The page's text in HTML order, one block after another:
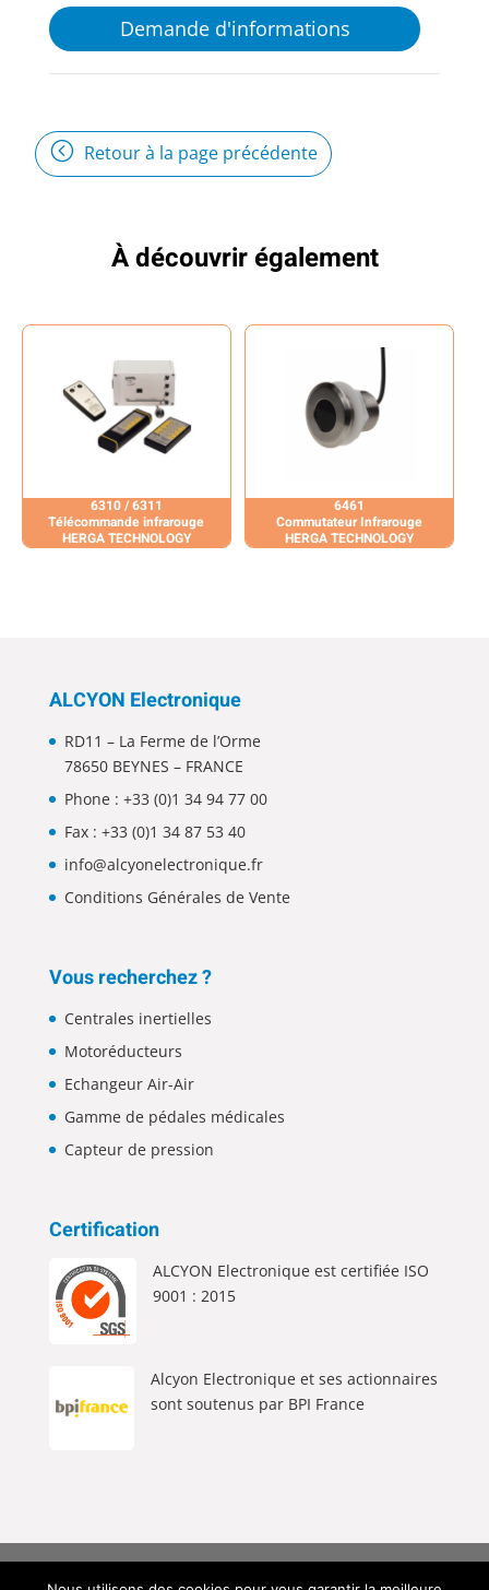
Demande d'informations
Retour à la page précédente
À découvrir également
6310 / 6311
Télécommande infrarouge
HERGA TECHNOLOGY
6461
Commutateur Infrarouge
HERGA TECHNOLOGY
ALCYON Electronique
RD11 – La Ferme de l’Orme
78650 BEYNES – FRANCE
Phone : +33 (0)1 34 94 77 00
Fax : +33 (0)1 34 87 53 40
info@alcyonelectronique.fr
Conditions Générales de Vente
Vous recherchez ?
Centrales inertielles
Motoréducteurs
Echangeur Air-Air
Gamme de pédales médicales
Capteur de pression
Certification
ALCYON Electronique est certifiée ISO
9001 : 2015
Alcyon Electronique et ses actionnaires
sont soutenus par BPI France
Alcyon Electronique © 2026 Tous Droits Réservés |